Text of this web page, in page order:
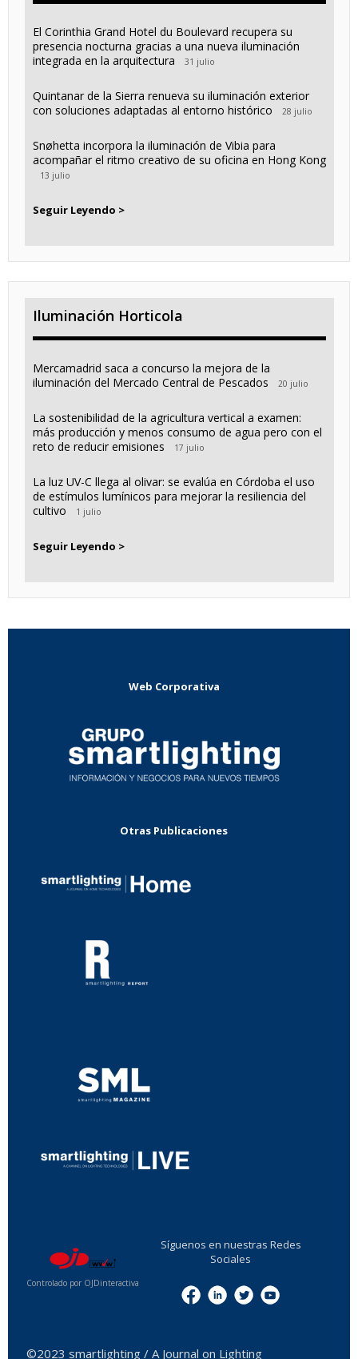
El Corinthia Grand Hotel du Boulevard recupera su
presencia nocturna gracias a una nueva iluminación
integrada en la arquitectura
31 julio
Quintanar de la Sierra renueva su iluminación exterior
con soluciones adaptadas al entorno histórico
28 julio
Snøhetta incorpora la iluminación de Vibia para
acompañar el ritmo creativo de su oficina en Hong Kong
13 julio
Seguir Leyendo >
Iluminación Horticola
Mercamadrid saca a concurso la mejora de la
iluminación del Mercado Central de Pescados
20 julio
La sostenibilidad de la agricultura vertical a examen:
más producción y menos consumo de agua pero con el
reto de reducir emisiones
17 julio
La luz UV-C llega al olivar: se evalúa en Córdoba el uso
de estímulos lumínicos para mejorar la resiliencia del
cultivo
1 julio
Seguir Leyendo >
Web Corporativa
Otras Publicaciones
Controlado por OJDinteractiva
Síguenos en nuestras Redes
Sociales
©2023 smartlighting / A Journal on Lighting